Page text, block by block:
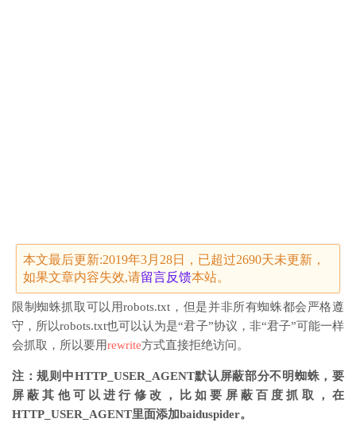
本文最后更新:2019年3月28日，已超过2690天未更新，
如果文章内容失效,请留言反馈本站。
限制蜘蛛抓取可以用robots.txt，但是并非所有蜘蛛都会严格遵
守，所以robots.txt也可以认为是“君子”协议，非“君子”可能一样
会抓取，所以要用rewrite方式直接拒绝访问。
注：规则中HTTP_USER_AGENT默认屏蔽部分不明蜘蛛，要
屏蔽其他可以进行修改，比如要屏蔽百度抓取，在
HTTP_USER_AGENT里面添加baiduspider。